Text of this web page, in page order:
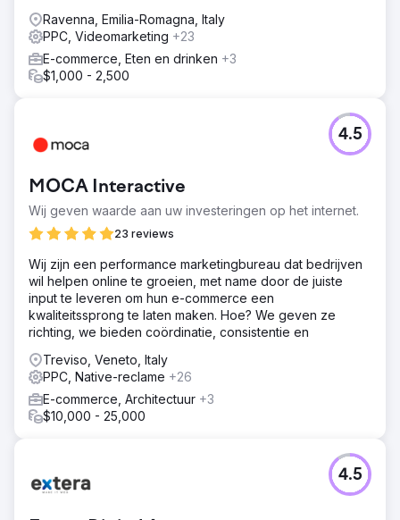
Ravenna, Emilia-Romagna, Italy
PPC, Videomarketing +23
E-commerce, Eten en drinken +3
$1,000 - 2,500
MOCA Interactive
Wij geven waarde aan uw investeringen op het internet.
23 reviews
4.5
Wij zijn een performance marketingbureau dat bedrijven
wil helpen online te groeien, met name door de juiste
input te leveren om hun e-commerce een
kwaliteitssprong te laten maken. Hoe? We geven ze
richting, we bieden coördinatie, consistentie en
Treviso, Veneto, Italy
PPC, Native-reclame +26
E-commerce, Architectuur +3
$10,000 - 25,000
4.5